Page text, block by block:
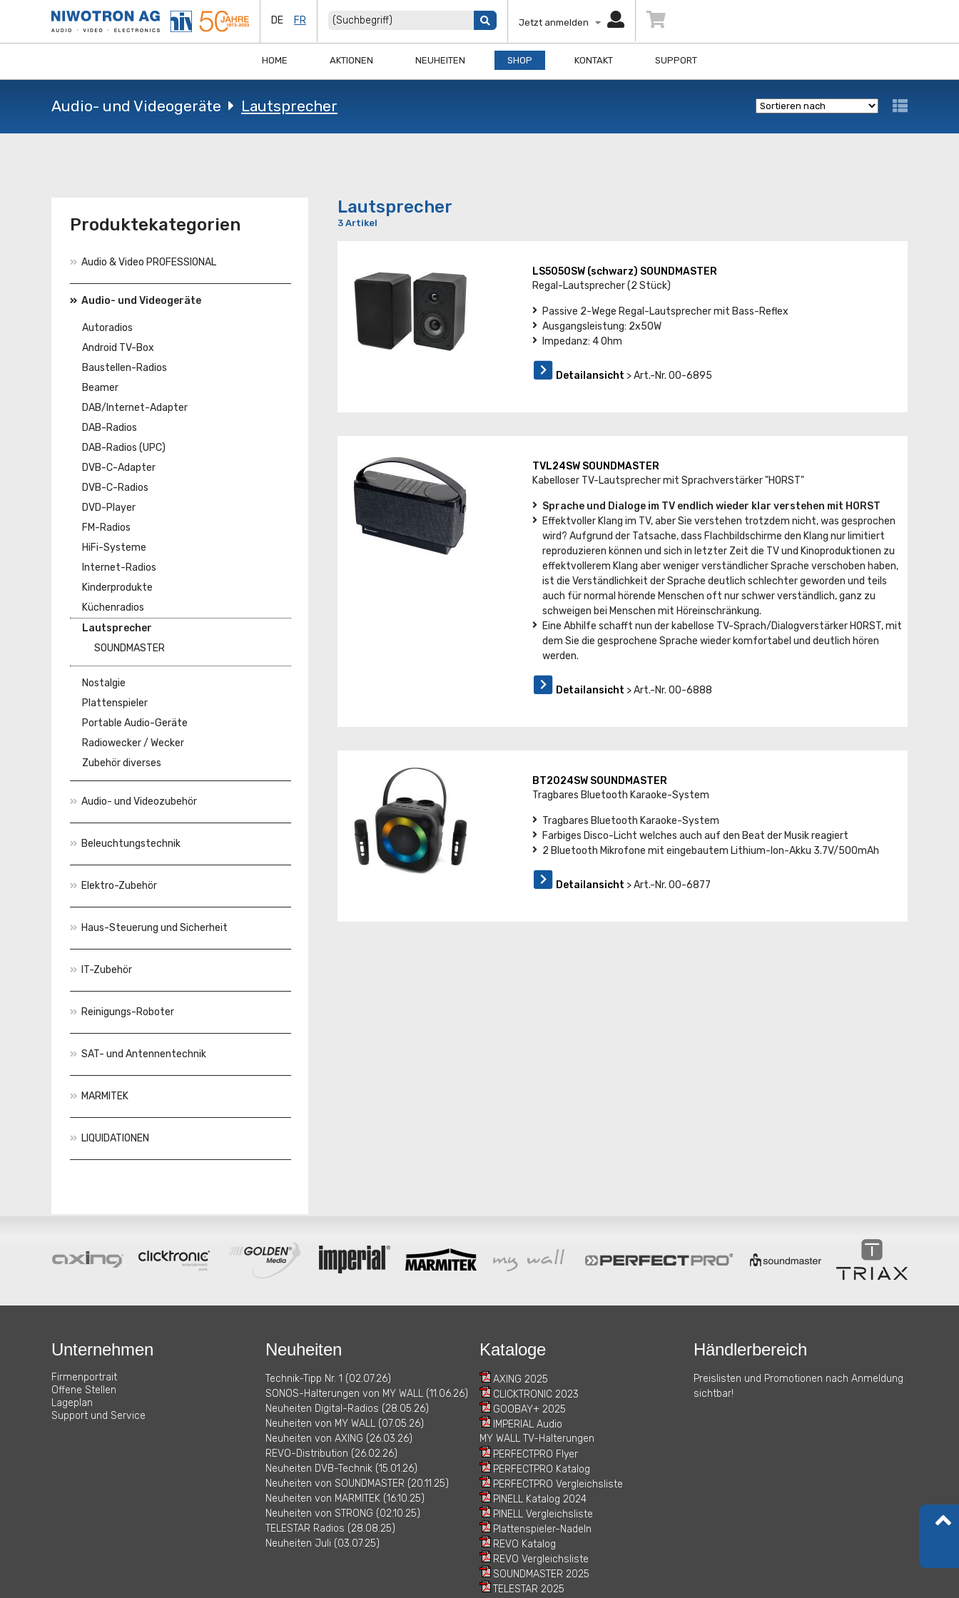
DE FR Jetzt anmelden
HOME AKTIONEN NEUHEITEN SHOP KONTAKT SUPPORT
Audio- und Videogeräte Lautsprecher
Produktekategorien
Audio & Video PROFESSIONAL
Audio- und Videogeräte
Autoradios
Android TV-Box
Baustellen-Radios
Beamer
DAB/Internet-Adapter
DAB-Radios
DAB-Radios (UPC)
DVB-C-Adapter
DVB-C-Radios
DVD-Player
FM-Radios
HiFi-Systeme
Internet-Radios
Kinderprodukte
Küchenradios
Lautsprecher
SOUNDMASTER
Nostalgie
Plattenspieler
Portable Audio-Geräte
Radiowecker / Wecker
Zubehör diverses
Audio- und Videozubehör
Beleuchtungstechnik
Elektro-Zubehör
Haus-Steuerung und Sicherheit
IT-Zubehör
Reinigungs-Roboter
SAT- und Antennentechnik
MARMITEK
LIQUIDATIONEN
Lautsprecher
3 Artikel
LS5050SW (schwarz) SOUNDMASTER
Regal-Lautsprecher (2 Stück)
Passive 2-Wege Regal-Lautsprecher mit Bass-Reflex
Ausgangsleistung: 2x50W
Impedanz: 4 Ohm
Detailansicht > Art.-Nr. 00-6895
TVL24SW SOUNDMASTER
Kabelloser TV-Lautsprecher mit Sprachverstärker "HORST"
Sprache und Dialoge im TV endlich wieder klar verstehen mit HORST
Effektvoller Klang im TV, aber Sie verstehen trotzdem nicht, was gesprochen
wird? Aufgrund der Tatsache, dass Flachbildschirme den Klang nur limitiert
reproduzieren können und sich in letzter Zeit die TV und Kinoproduktionen zu
effektvollerem Klang aber weniger verständlicher Sprache verschoben haben,
ist die Verständlichkeit der Sprache deutlich schlechter geworden und teils
auch für normal hörende Menschen oft nur schwer verständlich, ganz zu
schweigen bei Menschen mit Höreinschränkung.
Eine Abhilfe schafft nun der kabellose TV-Sprach/Dialogverstärker HORST, mit
dem Sie die gesprochene Sprache wieder komfortabel und deutlich hören
werden.
Detailansicht > Art.-Nr. 00-6888
BT2024SW SOUNDMASTER
Tragbares Bluetooth Karaoke-System
Tragbares Bluetooth Karaoke-System
Farbiges Disco-Licht welches auch auf den Beat der Musik reagiert
2 Bluetooth Mikrofone mit eingebautem Lithium-Ion-Akku 3.7V/500mAh
Detailansicht > Art.-Nr. 00-6877
Unternehmen
Firmenportrait
Offene Stellen
Lageplan
Support und Service
Neuheiten
Technik-Tipp Nr. 1 (02.07.26)
SONOS-Halterungen von MY WALL (11.06.26)
Neuheiten Digital-Radios (28.05.26)
Neuheiten von MY WALL (07.05.26)
Neuheiten von AXING (26.03.26)
REVO-Distribution (26.02.26)
Neuheiten DVB-Technik (15.01.26)
Neuheiten von SOUNDMASTER (20.11.25)
Neuheiten von MARMITEK (16.10.25)
Neuheiten von STRONG (02.10.25)
TELESTAR Radios (28.08.25)
Neuheiten Juli (03.07.25)
Kataloge
AXING 2025
CLICKTRONIC 2023
GOOBAY+ 2025
IMPERIAL Audio
MY WALL TV-Halterungen
PERFECTPRO Flyer
PERFECTPRO Katalog
PERFECTPRO Vergleichsliste
PINELL Katalog 2024
PINELL Vergleichsliste
Plattenspieler-Nadeln
REVO Katalog
REVO Vergleichsliste
SOUNDMASTER 2025
TELESTAR 2025
Händlerbereich
Preislisten und Promotionen nach Anmeldung
sichtbar!